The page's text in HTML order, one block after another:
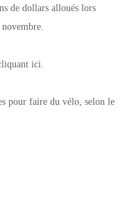
de dollars alloués lors
ici.
pour faire du vélo, selon le